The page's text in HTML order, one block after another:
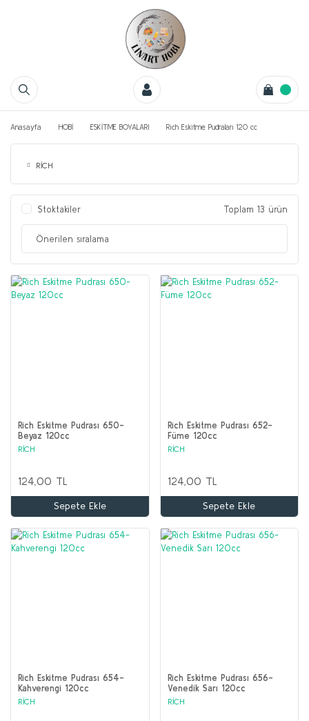
Anasayfa HOBİ ESKİTME BOYALARI Rich Eskitme Pudraları 120 cc
RİCH
Stoktakiler Toplam 13 ürün
Rich Eskitme Pudrası 650-
Beyaz 120cc
RİCH
124,00 TL
Sepete Ekle
Rich Eskitme Pudrası 652-
Füme 120cc
RİCH
124,00 TL
Sepete Ekle
Rich Eskitme Pudrası 654-
Kahverengi 120cc
RİCH
Rich Eskitme Pudrası 656-
Venedik Sarı 120cc
RİCH